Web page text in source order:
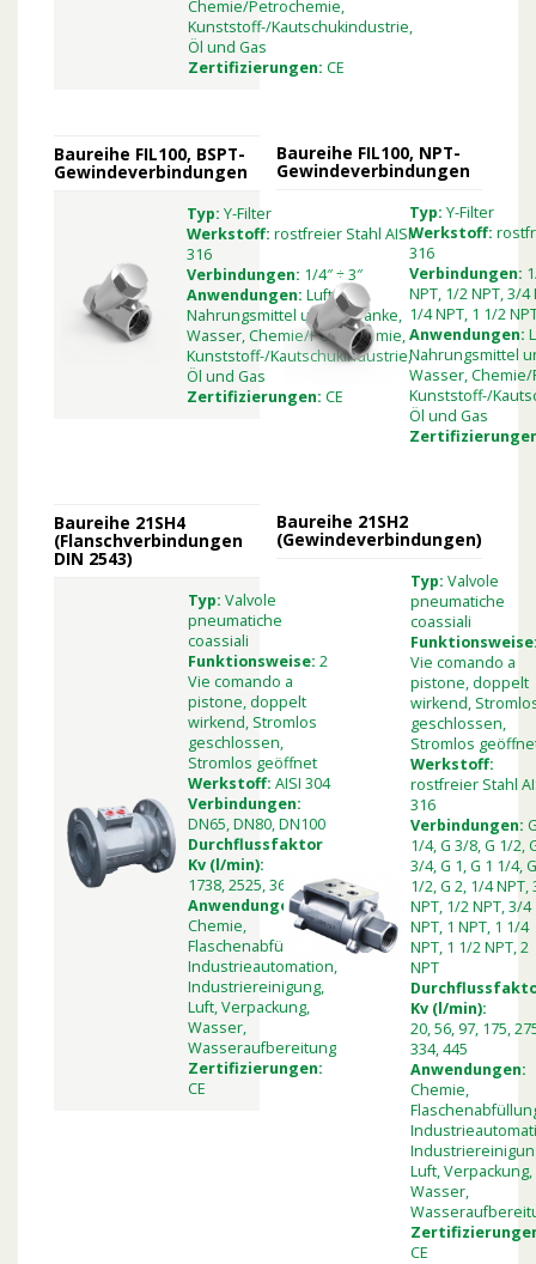
Chemie/Petrochemie,
Kunststoff-/Kautschukindustrie,
Öl und Gas
Zertifizierungen: CE
Baureihe FIL100, BSPT-
Gewindeverbindungen
Typ: Y-Filter
Werkstoff: rostfreier Stahl AISI
316
Verbindungen: 1/4″ ÷ 3″
Anwendungen: Luft,
Nahrungsmittel und Getränke,
Wasser, Chemie/Petrochemie,
Kunststoff-/Kautschukindustrie,
Öl und Gas
Zertifizierungen: CE
Baureihe FIL100, NPT-
Gewindeverbindungen
Typ: Y-Filter
Werkstoff:
316
Verbindungen:
NPT, 1/2 NPT, 3/4
1/4 NPT, 1 1/2
Anwendungen:
Nahrungsmittel
Wasser,
Kunststoff-/
Öl und Gas
Baureihe 21SH4
(Flanschverbindungen
DIN 2543)
Typ: Valvole
pneumatiche
coassiali
Funktionsweise: 2
Vie comando a
pistone, doppelt
wirkend, Stromlos
geschlossen,
Stromlos geöffnet
Werkstoff: AISI 304
Verbindungen:
DN65, DN80, DN100
Durchflussfaktor
Kv (l/min):
1738, 2525, 3600
Anwendungen:
Chemie,
Flaschenabfüllung,
Industrieautomation,
Industriereinigung,
Luft, Verpackung,
Wasser,
Wasseraufbereitung
Zertifizierungen:
CE
Baureihe 21SH2
(Gewindeverbindungen)
Typ: Valvole
pneumatiche
coassiali
Vie comando a
pistone, doppelt
wirkend,
geschlossen,
Stromlos
Werkstoff:
rostfreier Stahl
316
Verbindungen:
1/4, G 3/8, G 1/2,
3/4, G 1, G 1 1/4,
1/2, G 2, 1/4 NPT,
NPT, 1/2 NPT, 3/4
NPT, 1 NPT, 1 1/4
NPT, 1 1/2 NPT, 2
NPT
Kv (l/min):
20, 56, 97, 175,
334, 445
Anwendungen:
Chemie,
Luft, Verpackung,
Wasser,
CE